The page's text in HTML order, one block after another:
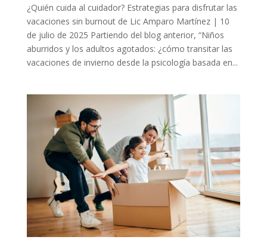
¿Quién cuida al cuidador? Estrategias para disfrutar las
vacaciones sin burnout de Lic Amparo Martínez | 10
de julio de 2025 Partiendo del blog anterior, “Niños
aburridos y los adultos agotados: ¿cómo transitar las
vacaciones de invierno desde la psicología basada en...